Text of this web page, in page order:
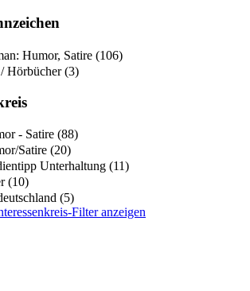
Humor, Satire (106)
Hörbücher (3)
- Satire (88)
Satire (20)
Unterhaltung (11)
(10)
(5)
Filter anzeigen